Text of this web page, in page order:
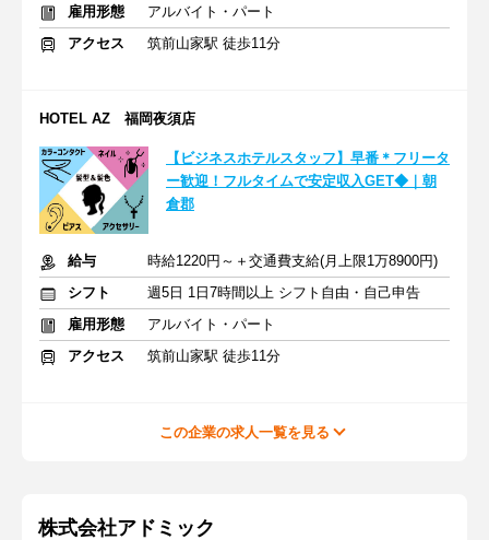
雇用形態
アルバイト・パート
アクセス
筑前山家駅 徒歩11分
HOTEL AZ 福岡夜須店
【ビジネスホテルスタッフ】早番＊フリータ
ー歓迎！フルタイムで安定収入GET◆｜朝
倉郡
給与
時給1220円～＋交通費支給(月上限1万8900円)
シフト
週5日 1日7時間以上 シフト自由・自己申告
雇用形態
アルバイト・パート
アクセス
筑前山家駅 徒歩11分
この企業の求人一覧を見る
株式会社アドミック